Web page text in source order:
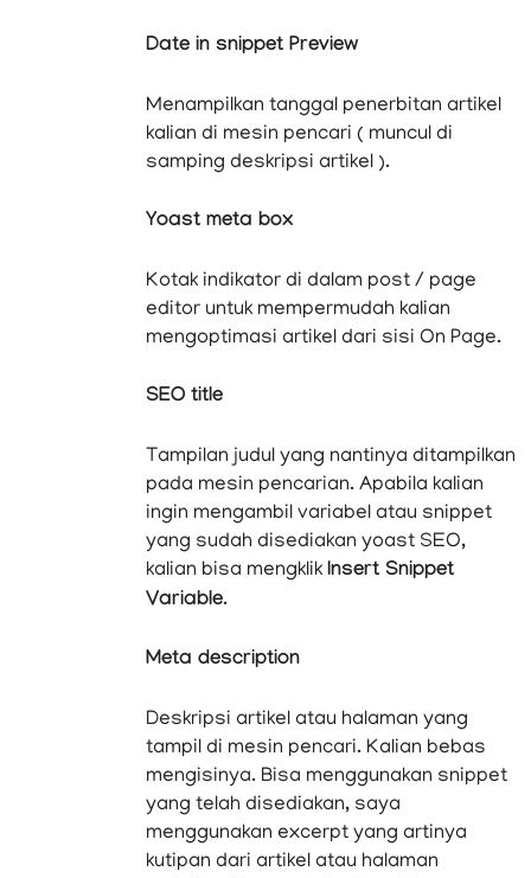
Date in snippet Preview
Menampilkan tanggal penerbitan artikel
kalian di mesin pencari ( muncul di
samping deskripsi artikel ).
Yoast meta box
Kotak indikator di dalam post / page
editor untuk mempermudah kalian
mengoptimasi artikel dari sisi On Page.
SEO title
Tampilan judul yang nantinya ditampilkan
pada mesin pencarian. Apabila kalian
ingin mengambil variabel atau snippet
yang sudah disediakan yoast SEO,
kalian bisa mengklik Insert Snippet
Variable.
Meta description
Deskripsi artikel atau halaman yang
tampil di mesin pencari. Kalian bebas
mengisinya. Bisa menggunakan snippet
yang telah disediakan, saya
menggunakan excerpt yang artinya
kutipan dari artikel atau halaman